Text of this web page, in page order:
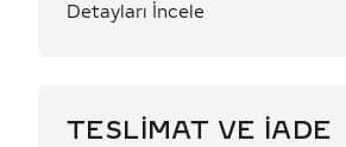
Detayları İncele
TESLİMAT VE İADE